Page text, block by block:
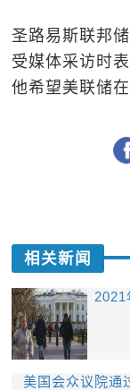
圣路易斯联邦
受媒体采访时
他希望美联储
相关新闻
2021
美国会众议院通